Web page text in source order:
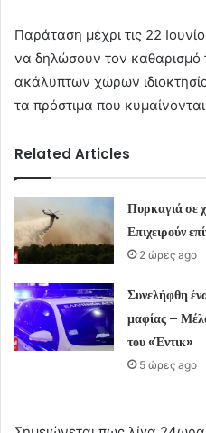
Παράταση μέχρι τις 22
να δηλώσουν τον καθαρισμό
ακάλυπτων χώρων
τα πρόστιμα που
Related Articles
Πυρκαγιά σε
Επιχειρούν
2 ώρες ago
Συνελήφθη
μαφίας –
του «Έντικ»
5 ώρες ago